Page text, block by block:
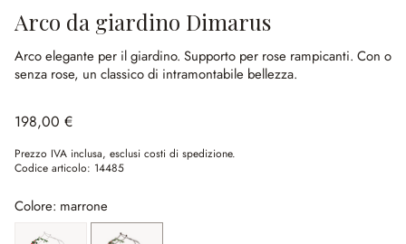
Arco da giardino Dimarus
Arco elegante per il giardino. Supporto per rose rampicanti. Con o
senza rose, un classico di intramontabile bellezza.
198,00 €
Prezzo IVA inclusa, esclusi costi di spedizione.
Codice articolo: 14485
Colore: marrone